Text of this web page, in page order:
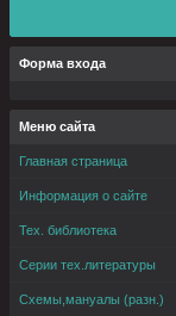
Форма входа
Меню сайта
Главная страница
Информация о сайте
Тех. библиотека
Серии тех.литературы
Схемы,мануалы (разн.)